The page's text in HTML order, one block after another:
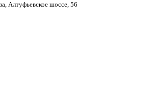
Алтуфьевское шоссе, 56